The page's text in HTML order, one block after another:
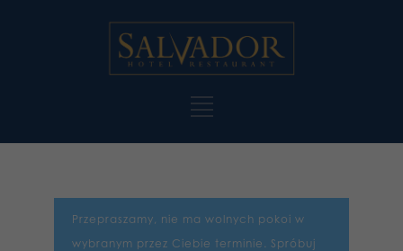
Przepraszamy, nie ma wolnych pokoi w
wybranym przez Ciebie terminie. Spróbuj